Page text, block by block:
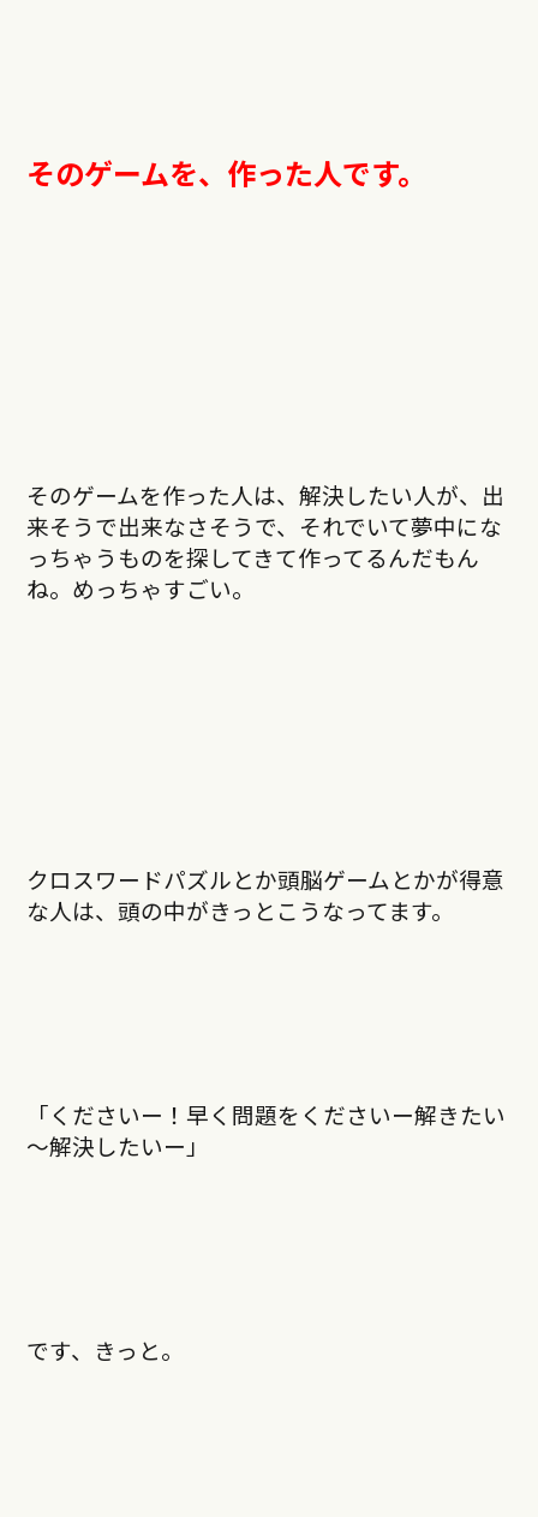
そのゲームを、作った人です。
そのゲームを作った人は、解決したい人が、出
来そうで出来なさそうで、それでいて夢中にな
っちゃうものを探してきて作ってるんだもん
ね。めっちゃすごい。
クロスワードパズルとか頭脳ゲームとかが得意
な人は、頭の中がきっとこうなってます。
「くださいー！早く問題をくださいー解きたい
～解決したいー」
です、きっと。